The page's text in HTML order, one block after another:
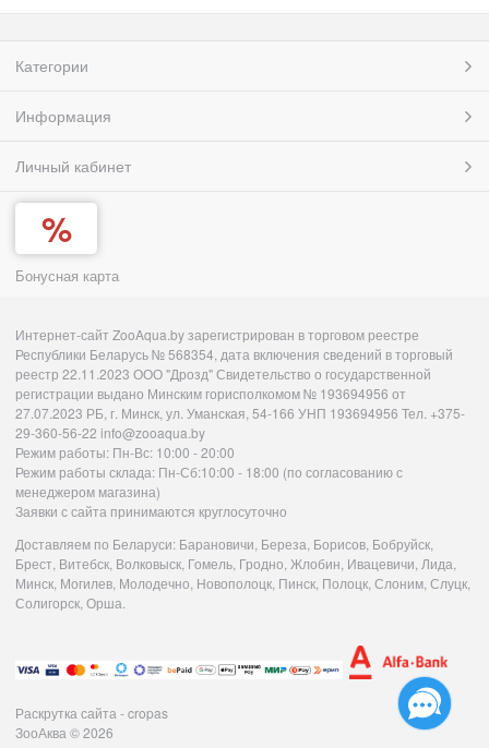
Категории
Информация
Личный кабинет
Бонусная карта
Интернет-сайт ZooAqua.by зарегистрирован в торговом реестре
Республики Беларусь № 568354, дата включения сведений в торговый
реестр 22.11.2023 ООО "Дрозд" Свидетельство о государственной
регистрации выдано Минским горисполкомом № 193694956 от
27.07.2023 РБ, г. Минск, ул. Уманская, 54-166 УНП 193694956 Тел. +375-
29-360-56-22 info@zooaqua.by
Режим работы: Пн-Вс: 10:00 - 20:00
Режим работы склада: Пн-Сб:10:00 - 18:00 (по согласованию с
менеджером магазина)
Заявки с сайта принимаются круглосуточно
Доставляем по Беларуси: Барановичи, Береза, Борисов, Бобруйск,
Брест, Витебск, Волковыск, Гомель, Гродно, Жлобин, Ивацевичи, Лида,
Минск, Могилев, Молодечно, Новополоцк, Пинск, Полоцк, Слоним, Слуцк,
Солигорск, Орша.
Раскрутка сайта - cropas
ЗооАква © 2026